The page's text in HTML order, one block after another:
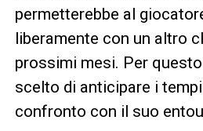
permetterebbe al
liberamente con un altro
prossimi mesi. Per
scelto di anticipare i
confronto con il suo